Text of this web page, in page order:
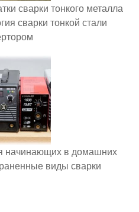
сварки тонкого металла
сварки тонкой стали
начинающих в домашних
виды сварки